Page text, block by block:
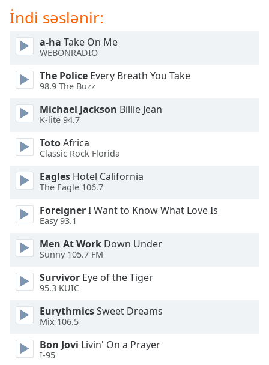
dialog
Escape
cancel
window.
Background
Color
Area
Background
İndi səslənir:
a-ha Take On Me
WEBONRADIO
The Police Every Breath You Take
98.9 The Buzz
Michael Jackson Billie Jean
K-lite 94.7
TotoAfrica
Classic Rock Florida
Eagles Hotel California
The Eagle 106.7
ForeignerI Want to Know What Love Is
Easy 93.1
Men At Work Down Under
Sunny 105.7 FM
Survivor Eye of the Tiger
95.3 KUIC
EurythmicsSweet Dreams
Mix 106.5
Bon Jovi Livin' On a Prayer
I-95